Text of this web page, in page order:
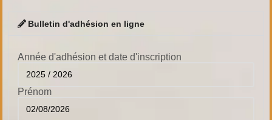
Bulletin d'adhésion en ligne
Année d'adhésion et date d'inscription
Prénom